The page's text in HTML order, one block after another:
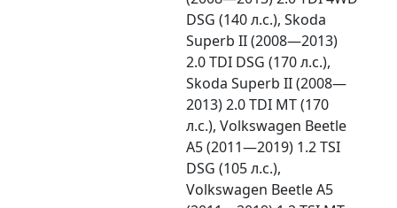
DSG (140 л.с.), Skoda
Superb II (2008—2013)
2.0 TDI DSG (170 л.с.),
Skoda Superb II (2008—
2013) 2.0 TDI MT (170
л.с.), Volkswagen Beetle
A5 (2011—2019) 1.2 TSI
DSG (105 л.с.),
Volkswagen Beetle A5